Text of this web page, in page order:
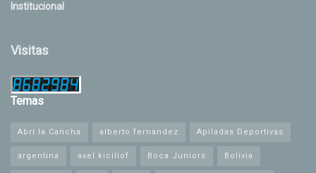
Institucional
Visitas
Temas
Abrí la Cancha alberto fernandez Apiladas Deportivas
argentina axel kicillof Boca Juniors Bolivia